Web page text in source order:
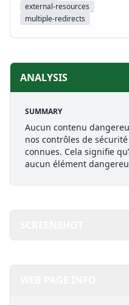
external-resources
multiple-redirects
ANALYSIS
SUMMARY
Aucun contenu
nos contrôles de
connues. Cela signifie
aucun élément